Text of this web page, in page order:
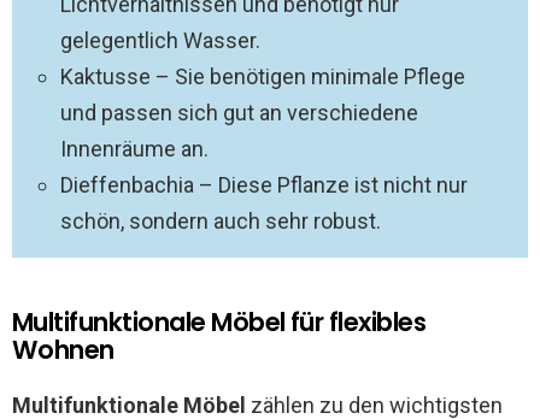
gelegentlich Wasser.
Kaktusse – Sie benötigen minimale Pflege
und passen sich gut an verschiedene
Innenräume an.
Dieffenbachia – Diese Pflanze ist nicht nur
schön, sondern auch sehr robust.
Multifunktionale Möbel für flexibles
Wohnen
Multifunktionale Möbel zählen zu den wichtigsten